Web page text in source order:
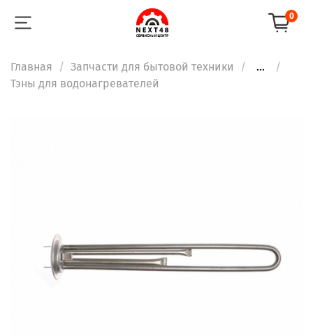
0
Главная Запчасти для бытовой техники
...
Тэны для водонагревателей